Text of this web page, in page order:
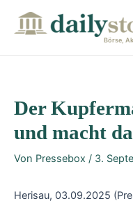
Börse,
Der
und macht
Von Pressebox / 3.
Herisau, 03.09.2025